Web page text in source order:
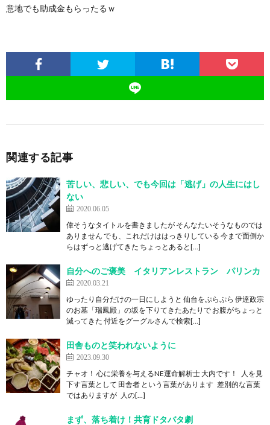
意地でも助成金もらったるｗ
関連する記事
苦しい、悲しい、でも今回は「逃げ」の人生にはし
ない
2020.06.05
偉そうなタイトルを書きましたが そんなたいそうなものでは
ありません でも、これだけははっきりしている 今まで面倒か
らはずっと逃げてきた ちょっとあると[…]
自分へのご褒美 イタリアンレストラン パリンカ
2020.03.21
ゆったり自分だけの一日にしようと 仙台をぷらぷら 伊達政宗
のお墓「瑞鳳殿」の坂を下りてきたあたりで お腹がちょっと
減ってきた 付近をグーグルさんで検索[…]
田舎ものと笑われないように
2023.09.30
チャオ！ 心に栄養を与えるNE運命解析士 大内です！ 人を見
下す言葉として 田舎者 という言葉があります 差別的な言葉
ではありますが 人の[…]
まず、落ち着け！共育ドタバタ劇